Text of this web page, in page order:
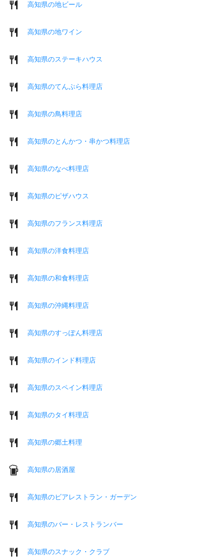
高知県の地ビール
高知県の地ワイン
高知県のステーキハウス
高知県のてんぷら料理店
高知県の鳥料理店
高知県のとんかつ・串かつ料理店
高知県のなべ料理店
高知県のピザハウス
高知県のフランス料理店
高知県の洋食料理店
高知県の和食料理店
高知県の沖縄料理店
高知県のすっぽん料理店
高知県のインド料理店
高知県のスペイン料理店
高知県のタイ料理店
高知県の郷土料理
高知県の居酒屋
高知県のビアレストラン・ガーデン
高知県のバー・レストランバー
高知県のスナック・クラブ